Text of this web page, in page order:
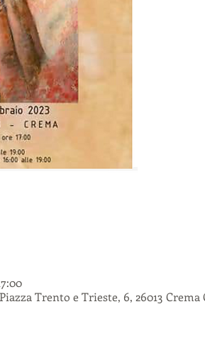
Trento e Trieste, 6, 26013 Crema